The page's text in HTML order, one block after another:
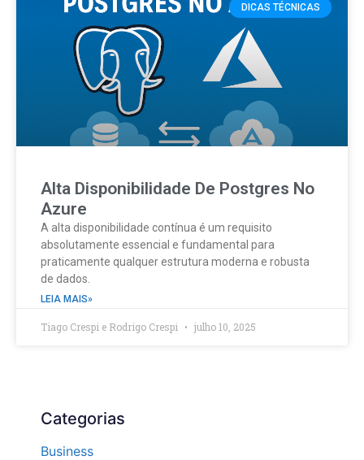
DICAS TÉCNICAS
Alta Disponibilidade De Postgres No
Azure
A alta disponibilidade contínua é um requisito
absolutamente essencial e fundamental para
praticamente qualquer estrutura moderna e robusta
de dados.
LEIA MAIS»
Tiago Crespi e Rodrigo Crespi julho 10, 2025
Categorias
Business